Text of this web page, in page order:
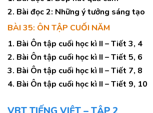
2. Bài đọc 2: Những ý tưởng sáng tạo
BÀI 35: ÔN TẬP CUỐI NĂM
1. Bài Ôn tập cuối học kì II – Tiết 3, 4
2. Bài Ôn tập cuối học kì II – Tiết 5, 6
3. Bài Ôn tập cuối học kì II – Tiết 7, 8
4. Bài Ôn tập cuối học kì II – Tiết 9, 10